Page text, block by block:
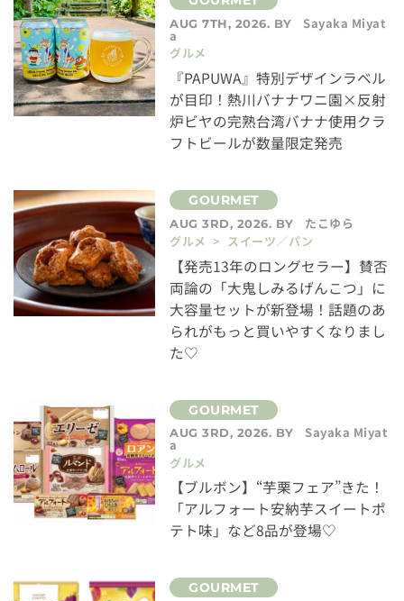
AUG 7TH, 2026. BY Sayaka Miyat
a
グルメ
『PAPUWA』特別デザインラベル
が目印！熱川バナナワニ園×反射
炉ビヤの完熟台湾バナナ使用クラ
フトビールが数量限定発売
AUG 3RD, 2026. BY
たこゆら
グルメ > スイーツ／パン
【発売13年のロングセラー】賛否
両論の「大鬼しみるげんこつ」に
大容量セットが新登場！話題のあ
られがもっと買いやすくなりまし
た♡
AUG 3RD, 2026. BY Sayaka Miyat
a
グルメ
【ブルボン】“芋栗フェア”きた！
「アルフォート安納芋スイートポ
テト味」など8品が登場♡